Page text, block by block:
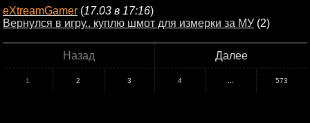
eXtreamGamer (17.03 в 17:16)
Вернулся в игру.. куплю шмот для измерки за МУ (2)
Назад Далее
1 2 3 4 573